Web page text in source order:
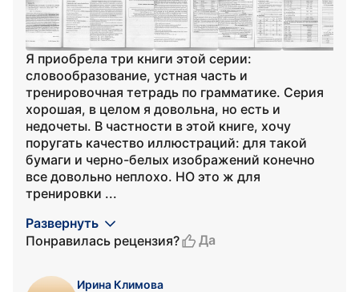
Я приобрела три книги этой серии:
словообразование, устная часть и
тренировочная тетрадь по грамматике. Серия
хорошая, в целом я довольна, но есть и
недочеты. В частности в этой книге, хочу
поругать качество иллюстраций: для такой
бумаги и черно-белых изображений конечно
все довольно неплохо. НО это ж для
тренировки ...
Развернуть
Понравилась рецензия?
Да
Ирина Климова